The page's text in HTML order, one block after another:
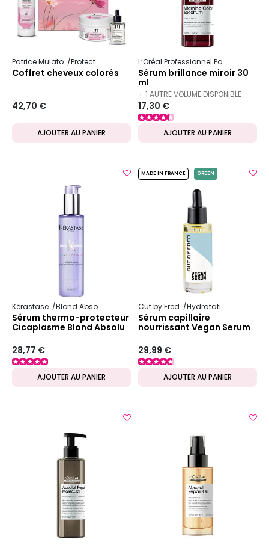
Patrice Mulato Protecteur couleur
Coffret cheveux colorés
42,70 €
AJOUTER AU PANIER
L’Oréal Professionnel Paris
Sérum brillance miroir 30
ml
+ 1 AUTRE VOLUME DISPONIBLE
17,30 €
AJOUTER AU PANIER
Kérastase Blond Absolu
Sérum thermo-protecteur
Cicaplasme Blond Absolu
28,77 €
AJOUTER AU PANIER
MADE IN FRANCE GREEN
Cut by Fred Hydratation
Sérum capillaire
nourrissant Vegan Serum
29,99 €
AJOUTER AU PANIER